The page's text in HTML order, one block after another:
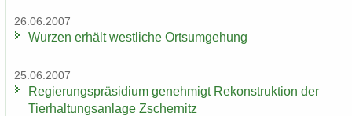
26.06.2007
Wur­zen er­hält west­li­che Orts­um­ge­hung
25.06.2007
Re­gie­rungs­prä­si­di­um ge­neh­migt Re­kon­struk­ti­on der
Tier­hal­tungs­an­la­ge Zscher­nitz